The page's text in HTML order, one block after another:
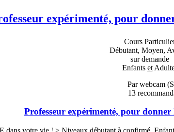
expérimenté, pour
Cours
Débutant, Moyen,
sur demande
Enfants et
Par webcam
13
Professeur expérimenté, pour donner
votre vie ! > Niveaux débutant à confirmé.